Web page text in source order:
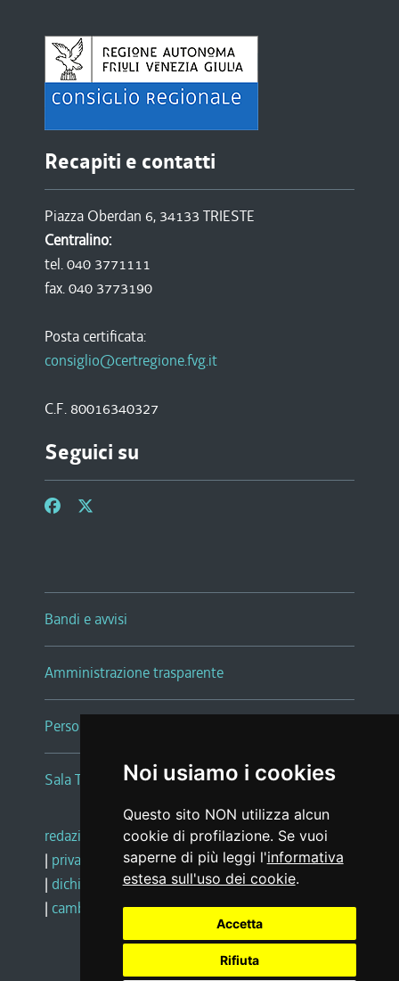
Noi usiamo i cookies
Questo sito NON utilizza alcun
cookie di profilazione. Se vuoi
saperne di più leggi l'informativa
estesa sull'uso dei cookie.
Accetta
Rifiuta
Recapiti e contatti
Piazza Oberdan 6, 34133 TRIESTE
Centralino:
tel. 040 3771111
fax. 040 3773190
Posta certificata:
consiglio@certregione.fvg.it
C.F. 80016340327
Seguici su
Bandi e avvisi
Amministrazione trasparente
Persone e Uffici
Sala Tiziano Tessitori
redazione web |note legali |glossario
| privacy
social media policy
| dichiarazione di accessibilità |feedback
| cambio preferenze cookie
Realizzato da